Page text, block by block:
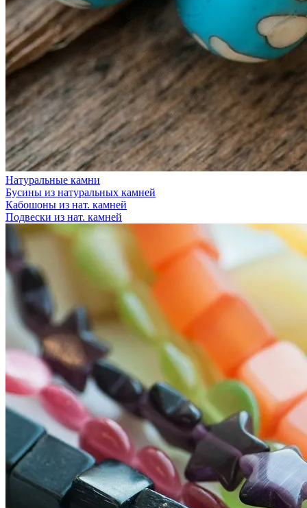
Натуральные камни
Бусины из натуральных камней
Кабошоны из нат. камней
Подвески из нат. камней